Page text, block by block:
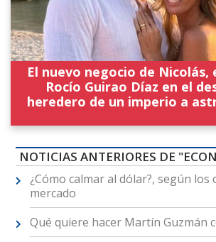
El nuevo negocio de Nicolás,
Rocío Guirao Díaz en el
heredero de un imperio a
NOTICIAS ANTERIORES DE
¿Cómo calmar al dólar?, según los
mercado
Qué quiere hacer Martín Guzmán